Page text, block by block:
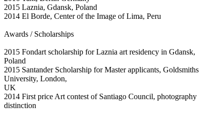
2015 Laznia, Gdansk, Poland
2014 El Borde, Center of the Image of Lima, Peru
Awards / Scholarships
2015 Fondart scholarship for Laznia art residency in Gdansk,
Poland
2015 Santander Scholarship for Master applicants, Goldsmiths
University, London,
UK
2014 First price Art contest of Santiago Council, photography
distinction